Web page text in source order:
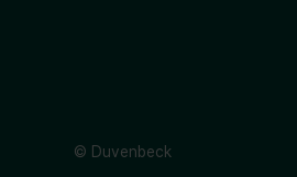
© Duvenbeck